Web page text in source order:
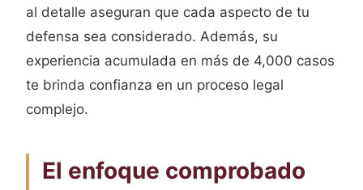
al detalle aseguran que cada aspecto de tu
defensa sea considerado. Además, su
experiencia acumulada en más de 4,000 casos
te brinda confianza en un proceso legal
complejo.
El enfoque comprobado